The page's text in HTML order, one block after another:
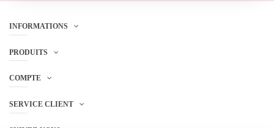
INFORMATIONS
PRODUITS
COMPTE
SERVICE CLIENT